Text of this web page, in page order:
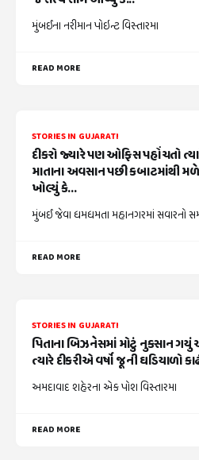
મુંબઈના નરીમાન પોઇન્ટ વિસ્તારમા
READ MORE
STORIES IN GUJARATI
દીકરો જ્યારે પણ ઓફિસ પહોંચતો
માતાના અવસાન પછી કબાટમાંથી
ખોલ્યું કે...
મુંબઈ જેવા ધમધમતા મહાનગરમાં સવારનો
READ MORE
STORIES IN GUJARATI
પિતાના બિઝનેસમાં મોટું નુકસાન
ત્યારે દીકરીએ વર્ષો જૂની ઘડિયાળો
અમદાવાદ શહેરના એક પોશ વિસ્તારમા
READ MORE